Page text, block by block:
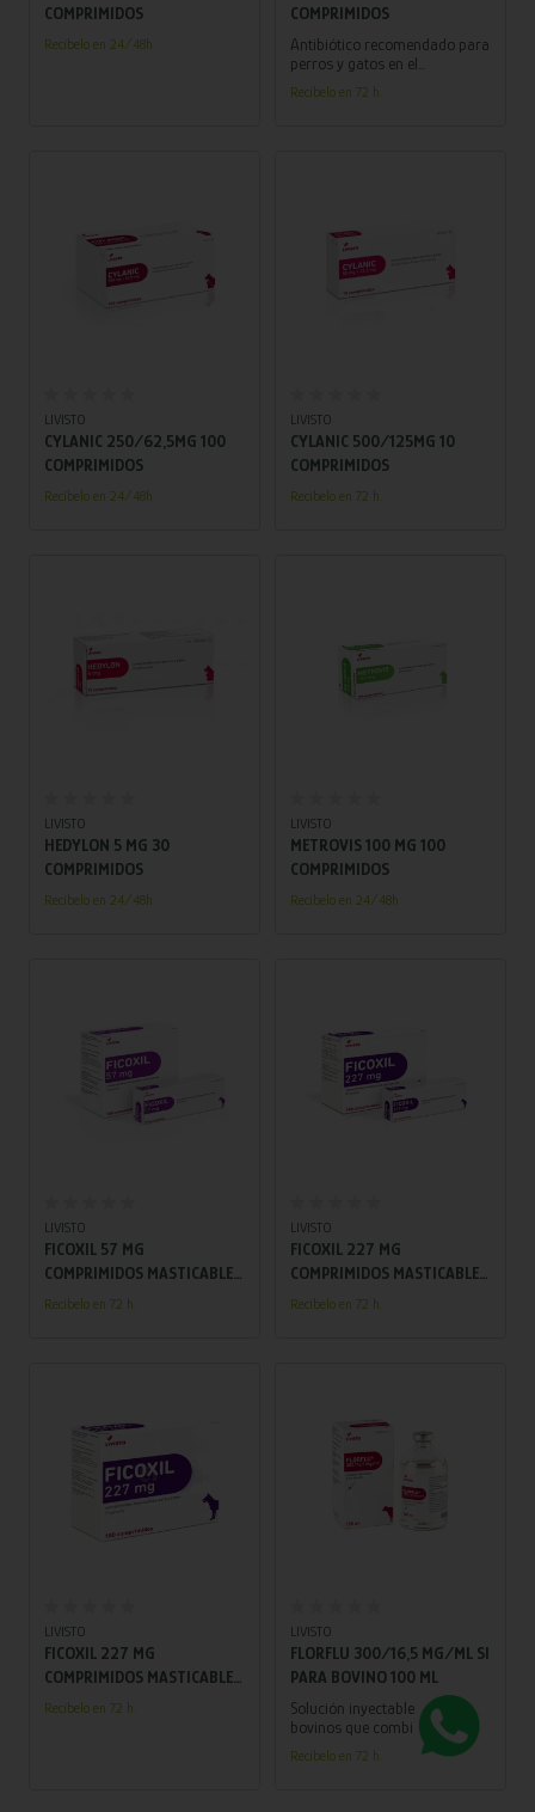
COMPRIMIDOS
Recíbelo en 24/48h
COMPRIMIDOS
Antibiótico recomendado para
perros y gatos en el
tratamiento de infecciones
causadas por cepas de
Recíbelo en 72 h.
LIVISTO
CYLANIC 250/62,5MG 100
COMPRIMIDOS
Recíbelo en 24/48h
LIVISTO
CYLANIC 500/125MG 10
COMPRIMIDOS
Recíbelo en 72 h.
LIVISTO
HEDYLON 5 MG 30
COMPRIMIDOS
Recíbelo en 24/48h
LIVISTO
METROVIS 100 MG 100
COMPRIMIDOS
Recíbelo en 24/48h
LIVISTO
FICOXIL 57 MG
COMPRIMIDOS MASTICABLES
PARA PERROS 30
Recíbelo en 72 h.
LIVISTO
FICOXIL 227 MG
COMPRIMIDOS MASTICABLES
PARA PERROS 30
Recíbelo en 72 h.
LIVISTO
FICOXIL 227 MG
COMPRIMIDOS MASTICABLES
PARA PERROS 180
Recíbelo en 72 h.
LIVISTO
FLORFLU 300/16,5 MG/ML SI
PARA BOVINO 100 ML
Solución inyectable para
bovinos que combina
florfenicol y flunixino para
tratar infecciones
Recíbelo en 72 h.